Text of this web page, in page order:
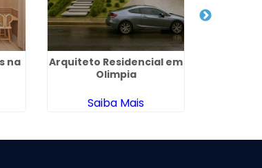
na
Arquiteto Residencial em
Olimpia
Saiba Mais